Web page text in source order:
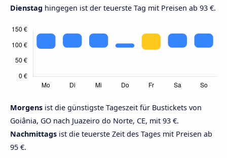
Dienstag hingegen ist der teuerste Tag mit Preisen ab 93 €.
Morgens ist die günstigste Tageszeit für Bustickets von
Goiânia, GO nach Juazeiro do Norte, CE, mit 93 €.
Nachmittags ist die teuerste Zeit des Tages mit Preisen ab
95 €.